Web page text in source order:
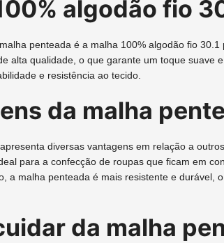
algodão fio
penteada é a malha 100% algodão fio
alta qualidade, o que garante um toque suave
e resistência ao tecido.
da malha
diversas vantagens em relação a
para a confecção de roupas que ficam em
a malha penteada é mais resistente e durável,
da malha